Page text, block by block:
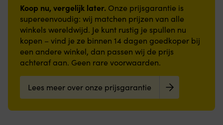
Koop nu, vergelijk later. Onze prijsgarantie is
supereenvoudig: wij matchen prijzen van alle
winkels wereldwijd. Je kunt rustig je spullen nu
kopen – vind je ze binnen 14 dagen goedkoper bij
een andere winkel, dan passen wij de prijs
achteraf aan. Geen rare voorwaarden.
Lees meer over onze prijsgarantie